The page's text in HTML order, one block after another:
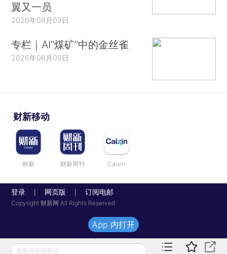
翼又一员
2026年08月09日
专栏｜AI“煤矿”中的金丝雀
2026年08月09日
财新移动
财新 财新周刊 Caixin
登录 网页版 订阅电邮
Copyright 财新网 All Rights Reserved
发表评论得积分
App 内打开